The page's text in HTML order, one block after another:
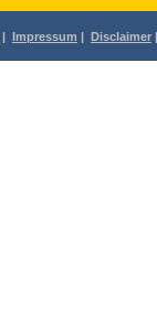
| Impressum | Disclaimer